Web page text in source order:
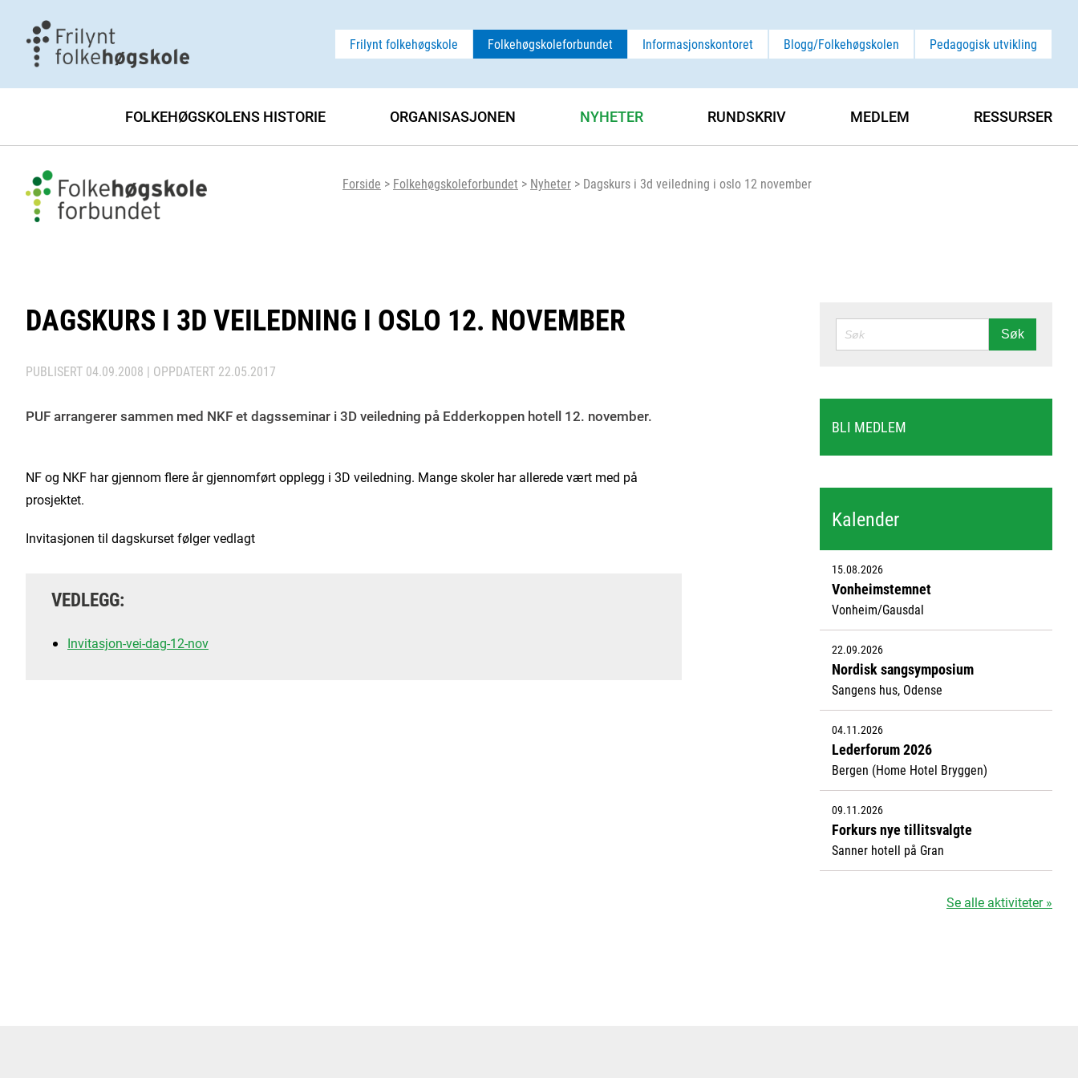
Frilynt folkehøgskole Folkehøgskoleforbundet Informasjonskontoret Blogg/Folkehøgskolen Pedagogisk utvikling
Forside > Folkehøgskoleforbundet > Nyheter > Dagskurs i 3d veiledning i oslo 12 november
FOLKEHØGSKOLENS HISTORIE ORGANISASJONEN NYHETER RUNDSKRIV MEDLEM RESSURSER
DAGSKURS I 3D VEILEDNING I OSLO 12. NOVEMBER
PUBLISERT 04.09.2008 | OPPDATERT 22.05.2017
PUF arrangerer sammen med NKF et dagsseminar i 3D veiledning på Edderkoppen hotell 12. november.
NF og NKF har gjennom flere år gjennomført opplegg i 3D veiledning. Mange skoler har allerede vært med på
prosjektet.
Invitasjonen til dagskurset følger vedlagt
VEDLEGG:
Invitasjon-vei-dag-12-nov
SØK Søk
BLI MEDLEM
Kalender
15.08.2026
Vonheimstemnet
Vonheim/Gausdal
22.09.2026
Nordisk sangsymposium
Sangens hus, Odense
04.11.2026
Lederforum 2026
Bergen (Home Hotel Bryggen)
09.11.2026
Forkurs nye tillitsvalgte
Sanner hotell på Gran
Se alle aktiviteter »